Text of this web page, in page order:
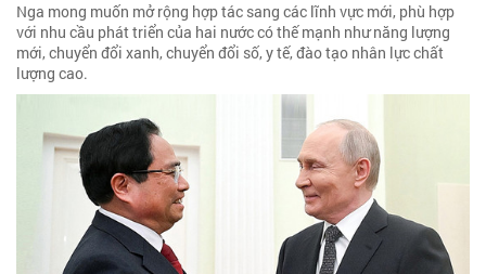
Nga mong muốn mở rộng hợp tác sang các lĩnh vực mới, phù hợp
với nhu cầu phát triển của hai nước có thế mạnh như năng lượng
mới, chuyển đổi xanh, chuyển đổi số, y tế, đào tạo nhân lực chất
lượng cao.